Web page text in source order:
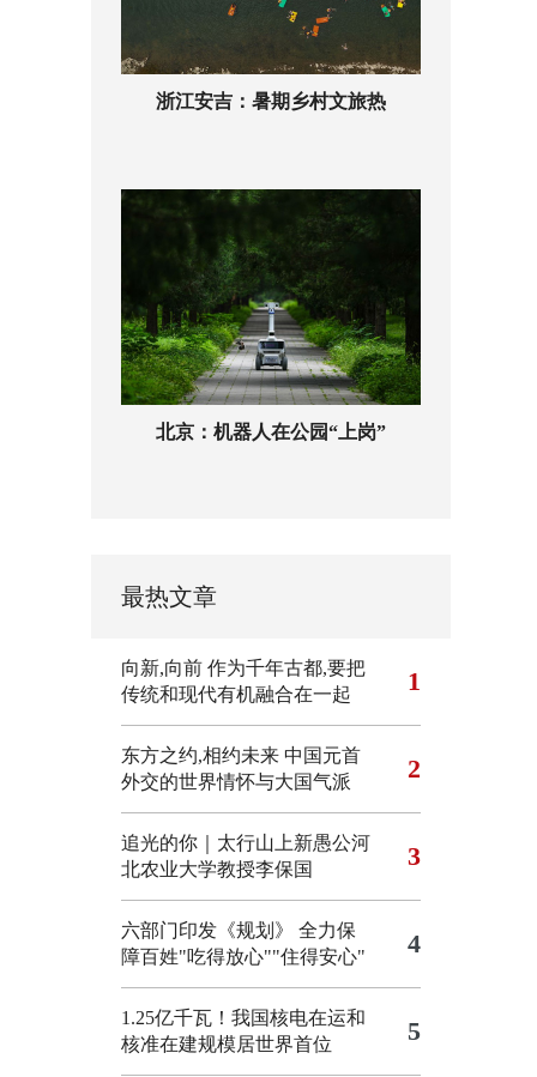
浙江安吉：暑期乡村文旅热
北京：机器人在公园“上岗”
最热文章
向新,向前 作为千年古都,要把
传统和现代有机融合在一起
1
东方之约,相约未来 中国元首
外交的世界情怀与大国气派
2
追光的你｜太行山上新愚公河
北农业大学教授李保国
3
六部门印发《规划》 全力保
障百姓"吃得放心""住得安心"
4
1.25亿千瓦！我国核电在运和
核准在建规模居世界首位
5